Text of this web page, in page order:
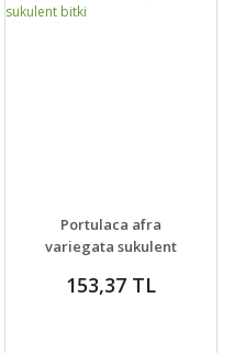
DETAYLAR
VER
Portulaca afra
variegata sukulent
153,37 TL